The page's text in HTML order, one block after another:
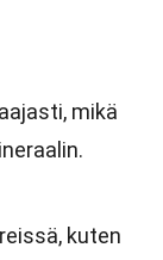
mikä
kuten